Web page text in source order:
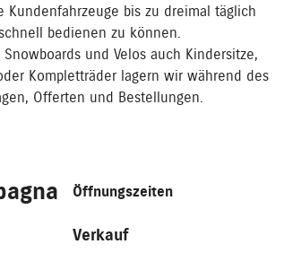
bis zu dreimal täglich
bedienen zu können.
und Velos auch Kindersitze,
Kompletträder lagern wir während des
Offerten und Bestellungen.
Öffnungszeiten
Verkauf